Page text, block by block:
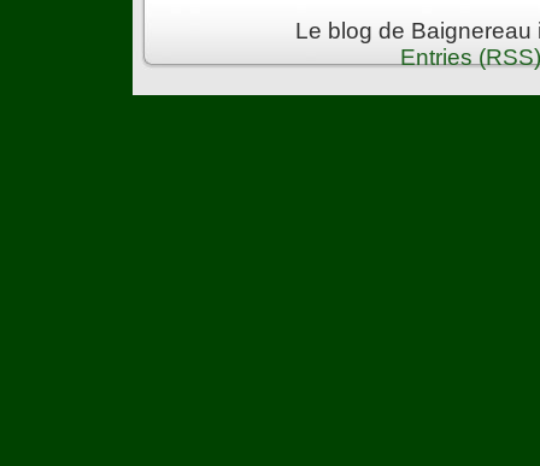
Le blog de
Entries (RSS)